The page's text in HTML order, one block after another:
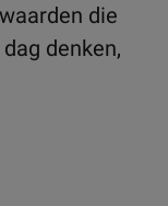
die
denken,